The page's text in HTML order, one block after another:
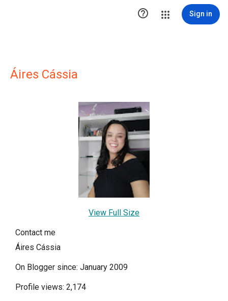
 Sign in
Áires Cássia
View Full Size
Contact me
Áires Cássia
On Blogger since: January 2009
Profile views: 2,174